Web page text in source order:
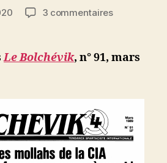
Auteur
de
N
ji
b
3 commentairessur
publiés
Le Bolchévik, n° 91, mars